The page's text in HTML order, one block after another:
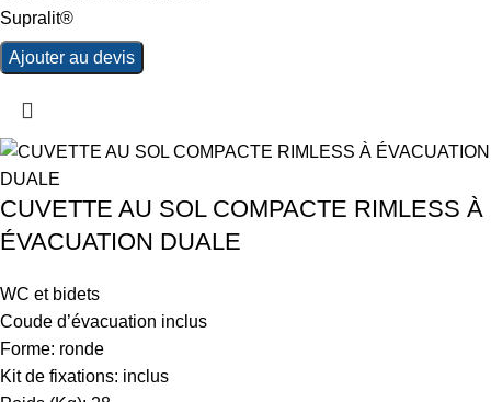
Supralit®
Ajouter au devis
CUVETTE AU SOL COMPACTE RIMLESS À
ÉVACUATION DUALE
WC et bidets
Coude d’évacuation inclus
Forme: ronde
Kit de fixations: inclus